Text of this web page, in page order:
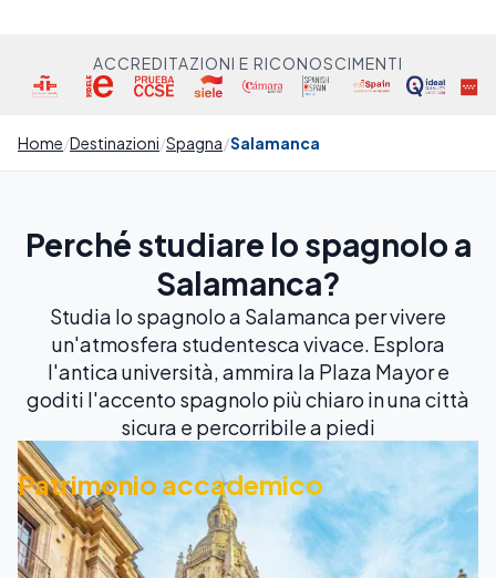
ACCREDITAZIONI E RICONOSCIMENTI
Home Destinazioni Spagna Salamanca
Perché studiare lo spagnolo a
Salamanca?
Studia lo spagnolo a Salamanca per vivere
un'atmosfera studentesca vivace. Esplora
l'antica università, ammira la Plaza Mayor e
goditi l'accento spagnolo più chiaro in una città
sicura e percorribile a piedi
Patrimonio accademico